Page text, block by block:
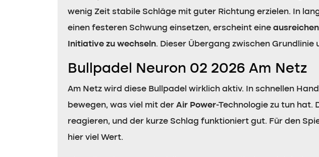
wenig Zeit stabile Schläge mit guter Richtung erzielen. In
einen festeren Schwung einsetzen, erscheint eine
Initiative zu wechseln. Dieser Übergang zwischen
Bullpadel Neuron 02 2026 Am Netz
Am Netz wird diese Bullpadel wirklich aktiv. In schnellen
bewegen, was viel mit der Air Power-Technologie zu tun hat.
reagieren, und der kurze Schlag funktioniert gut. Für den
hier viel Wert.